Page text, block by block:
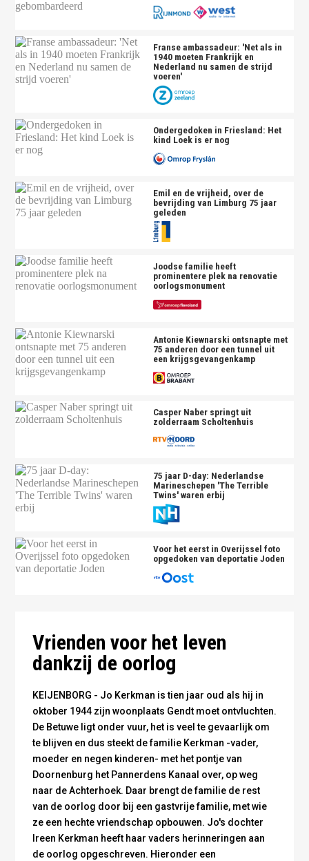
Franse ambassadeur: 'Net als in
1940 moeten Frankrijk en
Nederland nu samen de strijd
voeren'
Ondergedoken in Friesland: Het
kind Loek is er nog
Emil en de vrijheid, over de
bevrijding van Limburg 75 jaar
geleden
Joodse familie heeft
prominentere plek na renovatie
oorlogsmonument
Antonie Kiewnarski ontsnapte met
75 anderen door een tunnel uit
een krijgsgevangenkamp
Casper Naber springt uit
zolderraam Scholtenhuis
75 jaar D-day: Nederlandse
Marineschepen 'The Terrible
Twins' waren erbij
Voor het eerst in Overijssel foto
opgedoken van deportatie Joden
Jo Kerkman en Wim Maalderink zijn vrienden voor het
Vrienden voor het leven
dankzij de oorlog
KEIJENBORG - Jo Kerkman is tien jaar oud als hij in
oktober 1944 zijn woonplaats Gendt moet ontvluchten.
De Betuwe ligt onder vuur, het is veel te gevaarlijk om
te blijven en dus steekt de familie Kerkman -vader,
moeder en negen kinderen- met het pontje van
Doornenburg het Pannerdens Kanaal over, op weg
naar de Achterhoek. Daar brengt de familie de rest
van de oorlog door bij een gastvrije familie, met wie
ze een hechte vriendschap opbouwen. Jo's dochter
Ireen Kerkman heeft haar vaders herinneringen aan
de oorlog opgeschreven. Hieronder een